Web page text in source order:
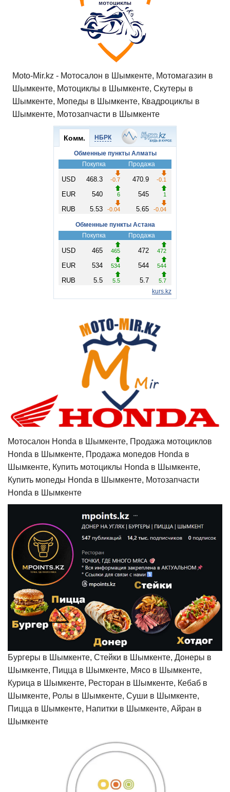
Moto-Mir.kz - Мотосалон в Шымкенте, Мотомагазин в
Шымкенте, Мотоциклы в Шымкенте, Скутеры в
Шымкенте, Мопеды в Шымкенте, Квадроциклы в
Шымкенте, Мотозапчасти в Шымкенте
Мотосалон Honda в Шымкенте, Продажа мотоциклов
Honda в Шымкенте, Продажа мопедов Honda в
Шымкенте, Купить мотоциклы Honda в Шымкенте,
Купить мопеды Honda в Шымкенте, Мотозапчасти
Honda в Шымкенте
Бургеры в Шымкенте, Стейки в Шымкенте, Донеры в
Шымкенте, Пицца в Шымкенте, Мясо в Шымкенте,
Курица в Шымкенте, Ресторан в Шымкенте, Кебаб в
Шымкенте, Ролы в Шымкенте, Суши в Шымкенте,
Пицца в Шымкенте, Напитки в Шымкенте, Айран в
Шымкенте